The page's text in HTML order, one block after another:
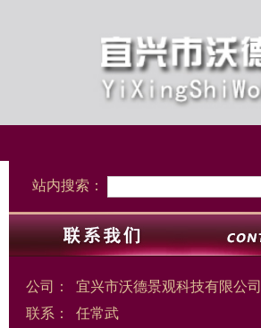
站内搜索：
公司：
宜兴市沃德景观科技有限公司
联系：
任常武